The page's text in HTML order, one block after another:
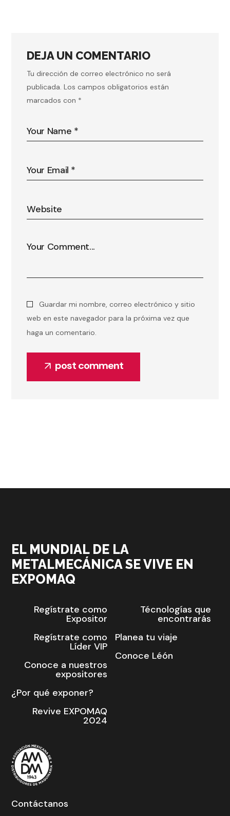
DEJA UN COMENTARIO
Tu dirección de correo electrónico no será
publicada. Los campos obligatorios están
marcados con *
Guardar mi nombre, correo electrónico y sitio
web en este navegador para la próxima vez que
haga un comentario.
post comment
EL MUNDIAL DE LA
METALMECÁNICA SE VIVE EN
EXPOMAQ
Regístrate como
Expositor
Regístrate como
Líder VIP
Conoce a nuestros
expositores
¿Por qué exponer?
Revive EXPOMAQ
2024
Técnologías que
encontrarás
Planea tu viaje
Conoce Léón
Contáctanos